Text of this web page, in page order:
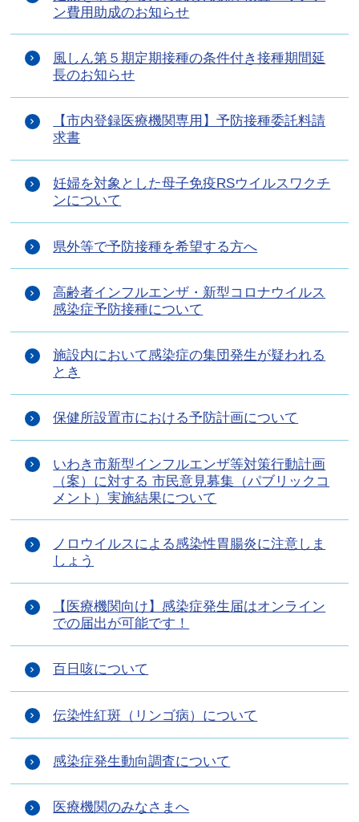
ン費用助成のお知らせ
風しん第５期定期接種の条件付き接種期間延
長のお知らせ
【市内登録医療機関専用】予防接種委託料請
求書
妊婦を対象とした母子免疫RSウイルスワクチ
ンについて
県外等で予防接種を希望する方へ
高齢者インフルエンザ・新型コロナウイルス
感染症予防接種について
施設内において感染症の集団発生が疑われる
とき
保健所設置市における予防計画について
いわき市新型インフルエンザ等対策行動計画
（案）に対する 市民意見募集（パブリックコ
メント）実施結果について
ノロウイルスによる感染性胃腸炎に注意しま
しょう
【医療機関向け】感染症発生届はオンライン
での届出が可能です！
百日咳について
伝染性紅斑（リンゴ病）について
感染症発生動向調査について
医療機関のみなさまへ